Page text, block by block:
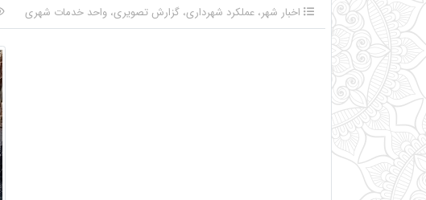
اخبار شهر، عملکرد شهرداری، گزارش تصویری، واحد خدمات شهری